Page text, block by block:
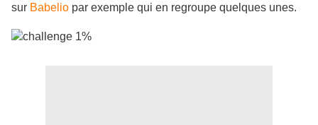
sur Babelio par exemple qui en regroupe quelques unes.